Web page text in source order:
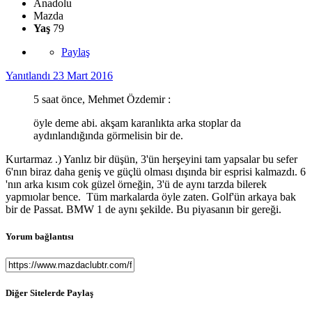
Anadolu
Mazda
Yaş 79
Paylaş
Yanıtlandı 23 Mart 2016
5 saat önce, Mehmet Özdemir :
öyle deme abi. akşam karanlıkta arka stoplar da
aydınlandığında görmelisin bir de.
Kurtarmaz .) Yanlız bir düşün, 3'ün herşeyini tam yapsalar bu sefer
6'nın biraz daha geniş ve güçlü olması dışında bir esprisi kalmazdı. 6
'nın arka kısım cok güzel örneğin, 3'ü de aynı tarzda bilerek
yapmıolar bence. Tüm markalarda öyle zaten. Golf'ün arkaya bak
bir de Passat. BMW 1 de aynı şekilde. Bu piyasanın bir gereği.
Yorum bağlantısı
Diğer Sitelerde Paylaş